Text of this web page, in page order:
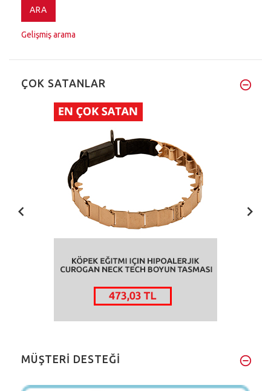
Gelişmiş arama
ÇOK SATANLAR
MÜŞTERİ DESTEĞİ